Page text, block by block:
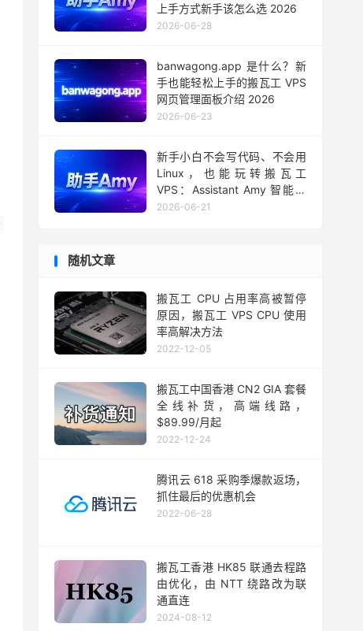
上手方式新手该怎么选 2026
2026-06-28
banwagong.app 是什么？新
手也能轻松上手的搬瓦工 VPS
网页管理面板介绍 2026
2026-06-23
新手小白不会写代码、不会用
Linux，也能玩转搬瓦工
VPS：Assistant Amy 智能助
手用法 2026
2026-06-21
随机文章
搬瓦工 CPU 占用率高被暂停
原因，搬瓦工 VPS CPU 使用
率高解决方法
2022-12-05
搬瓦工中国香港 CN2 GIA 套餐
全线补货，高端线路，
$89.99/月起
2022-12-24
腾讯云 618 采购季爆款返场，
抓住最后的优惠机会
2022-06-28
搬瓦工香港 HK85 联通去程路
由优化，由 NTT 绕路改为联
通直连
2024-08-12